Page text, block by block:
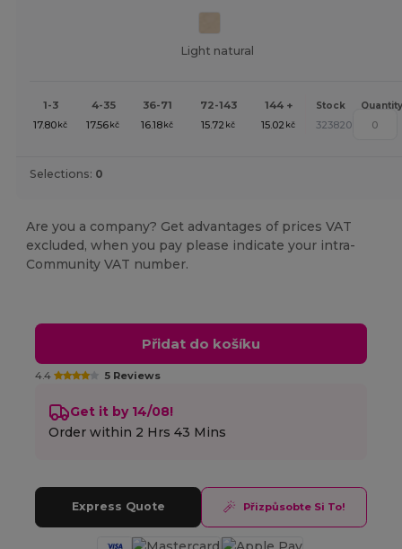
Light natural
1-3 4-35 36-71 72-143 144 + Stock Quantity
17.80 kč 17.56 kč 16.18 kč 15.72 kč 15.02 kč 323820
Selections: 0
Are you a company? Get advantages of prices VAT
excluded, when you pay please indicate your intra-
Community VAT number.
Přidat do košíku
4.4 5 Reviews
Get it by 14/08!
Order within 2 Hrs 43 Mins
Express Quote Přizpůsobte Si To!